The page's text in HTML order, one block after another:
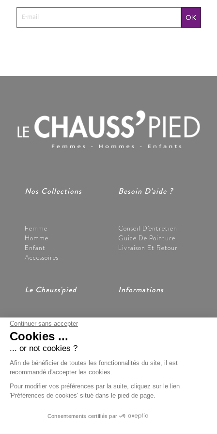
OK
Nos Collections
Femme
Homme
Enfant
Accessoires
Besoin D'aide ?
Conseil D'entretien
Guide De Pointure
Livraison Et Retour
Le Chauss'pied
Nos Magasins
Notre Histoire
Nous Contacter
Informations
Continuer sans accepter
Cookies ...
... or not cookies ?
Afin de bénéficier de toutes les fonctionnalités du site, il est
recommandé d'accepter les cookies.
Pour modifier vos préférences par la suite, cliquez sur le lien
'Préférences de cookies' situé dans le pied de page.
Consentements certifiés par